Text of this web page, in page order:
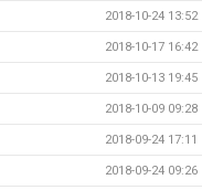
2018-10-24 13:52
2018-10-17 16:42
2018-10-13 19:45
2018-10-09 09:28
2018-09-24 17:11
2018-09-24 09:26